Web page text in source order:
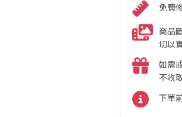
免費
商品
切以
如需
不收
下單